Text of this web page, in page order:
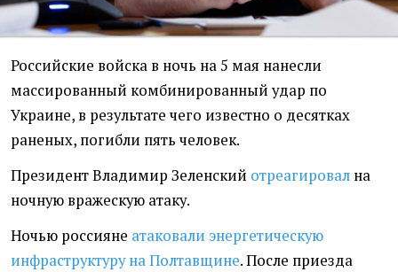
Российские войска в ночь на 5 мая нанесли
массированный комбинированный удар по
Украине, в результате чего известно о десятках
раненых, погибли пять человек.
Президент Владимир Зеленский отреагировал на
ночную вражескую атаку.
Ночью россияне атаковали энергетическую
инфраструктуру на Полтавщине. После приезда